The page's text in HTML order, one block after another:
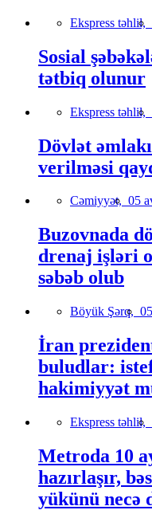
Ekspress təhlil,
Sosial
tətbiq olunur
Ekspress təhlil,
Dövlət
verilməsi
Cəmiyyət, 05
Buzovnada
drenaj işləri
səbəb olub
Böyük Şərq,
İran
buludlar:
hakimiyyət
Ekspress təhlil,
Metroda 10
hazırlaşır,
yükünü necə